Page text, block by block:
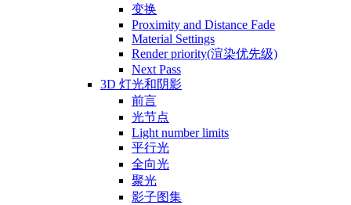
变换
Proximity and Distance Fade
Material Settings
Render priority(渲染优先级)
Next Pass
3D 灯光和阴影
前言
光节点
Light number limits
平行光
全向光
聚光
影子图集